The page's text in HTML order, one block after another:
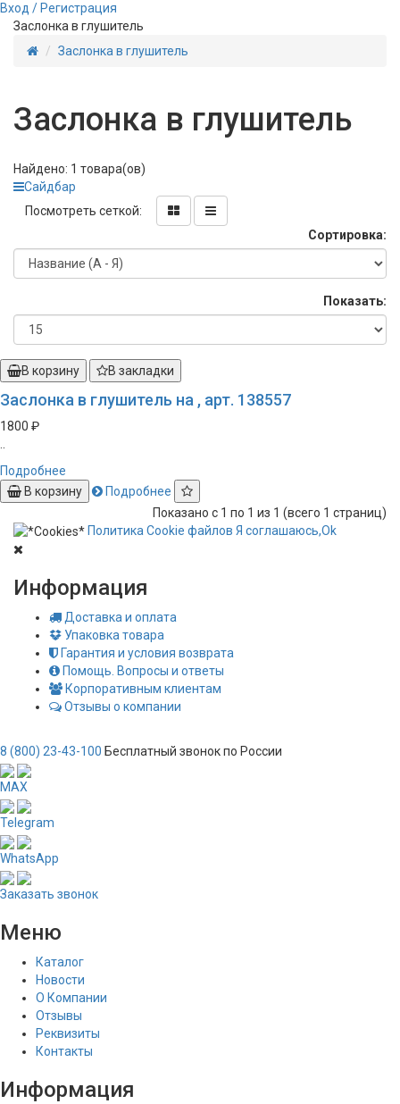
Вход / Регистрация
Заслонка в глушитель
Заслонка в глушитель
Заслонка в глушитель
Найдено: 1 товара(ов)
Сайдбар
Посмотреть сеткой:
Сортировка:
Показать:
В корзину В закладки
Заслонка в глушитель на , арт. 138557
1800 ₽
Подробнее
В корзину
Подробнее
Показано с 1 по 1 из 1 (всего 1 страниц)
Политика Сookie файлов Я соглашаюсь,Ok
Информация
Доставка и оплата
Упаковка товара
Гарантия и условия возврата
Помощь. Вопросы и ответы
Корпоративным клиентам
Отзывы о компании
8 (800) 23-43-100 Бесплатный звонок по России
MAX
Telegram
WhatsApp
Заказать звонок
Меню
Каталог
Новости
О Компании
Отзывы
Реквизиты
Контакты
Информация